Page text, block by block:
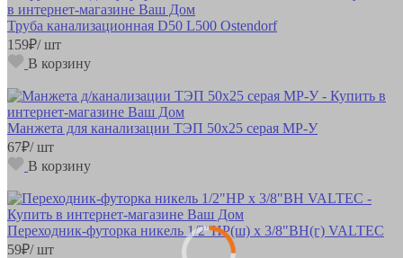
Труба канализационная D50 L500 Ostendorf
159₽/ шт
В корзину
Манжета для канализации ТЭП 50х25 серая MP-У
67₽/ шт
В корзину
Переходник-футорка никель 1/2"НР(ш) х 3/8"ВН(г) VALTEC
59₽/ шт